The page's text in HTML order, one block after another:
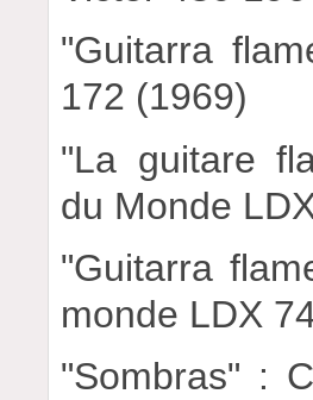
"Guitarra
172 (1969)
"La guitare
du Monde
"Guitarra
monde LDX
"Sombras" :